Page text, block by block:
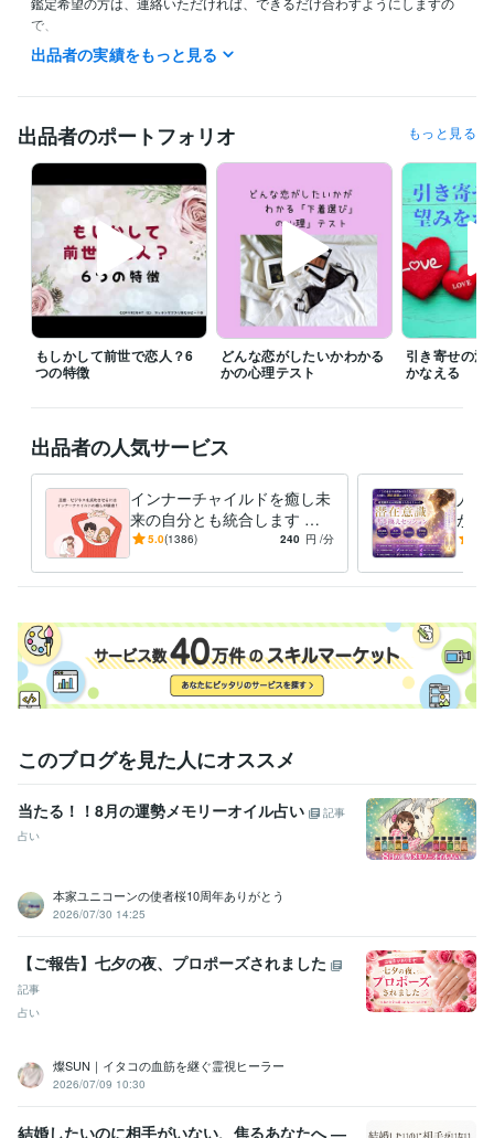
で、
希望の時間がある方は、ダイレクトメッセージで鑑定の希望をお知らせ
ください。
できるだけ対応させていただきたいと思っていますので、
遠慮なく連絡してみてくださいね。
予約を押していただいた場合、
すぐに鑑定をと言われても◯時とか〇時半にしか
設定できないことがあります。
すぐに対応して欲しい時には、
待機をしますので、そちらを購入してください。
「すぐに鑑定して欲しい」、「なるべく早く聞いて欲しい。」
その気持ちは、すごくわかりますので、
待機をしていない時などは遠慮なく
※外出中や予約対応がない限りは、
できるだけご希望に沿いたいと思っています。
なお、鑑定中は、お返事ができない
仕組みになっていますので、お待ちください。
よろしくお願いいたします。
エンジニア / 情報システム・社内SE 経験年数 : 4年
マーケティング / 商品企画・開発 経験年数 : 2年
管理 / 総務 経験年数 : 2年
事務・ビジネスサポート / 事務（一般事務） 経験年数 : 10年
人事 / 労務・給与 経験年数 : 3年
職歴
花蓮 2009年7月 ~ 現在
●●会社 1991年10月 ~ 1993年2月
●●医院
●●会社 2013年12月 ~ 2021年11月
株式会社クラウドワークス 2018年1月 ~ 2020年1月
ビジネス・クリエイティブツール
出品者の実績をもっと見る
出品者のポートフォリオ もっと見る
もしかして前世で恋人？6
つの特徴
どんな恋がしたいかわかる
かの心理テスト
引き寄せの
かなえる
出品者の人気サービス
インナーチャイルドを癒し未
来の自分とも統合します 両
親へのネガティブな感情が
る？
5.0(1386) 240 円 /分
人
が叶
実を
てい
このブログを見た人にオススメ
当たる！！8月の運勢メモリーオイル占い
記事
占い
本家ユニコーンの使者桜10周年ありがとう
2026/07/30 14:25
【ご報告】七夕の夜、プロポーズされました
記事
占い
燦SUN｜イタコの血筋を継ぐ霊視ヒーラー
2026/07/09 10:30
結婚したいのに相手がいない、焦るあなたへ ―